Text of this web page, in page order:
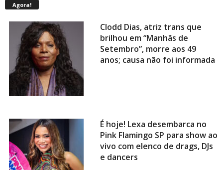
Agora!
Clodd Dias, atriz trans que
brilhou em “Manhãs de
Setembro”, morre aos 49
anos; causa não foi informada
É hoje! Lexa desembarca no
Pink Flamingo SP para show ao
vivo com elenco de drags, DJs
e dancers